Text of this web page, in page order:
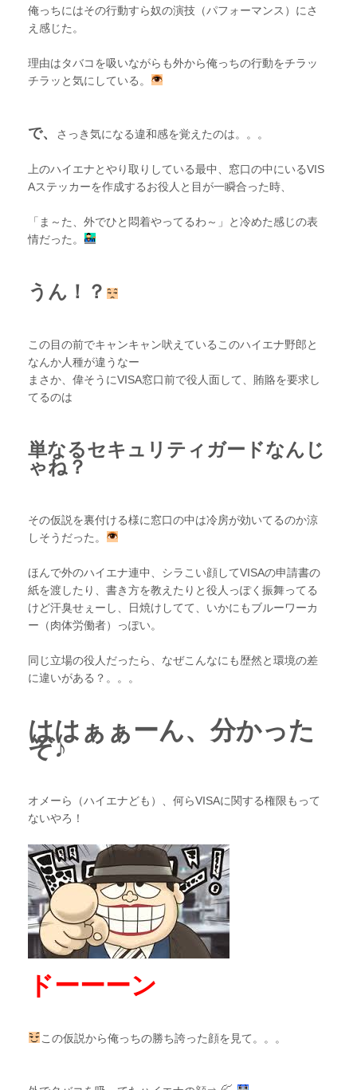
俺っちにはその行動すら奴の演技（パフォーマンス）にさ
え感じた。
理由はタバコを吸いながらも外から俺っちの行動をチラッ
チラッと気にしている。
で、 さっき気になる違和感を覚えたのは。。。
上のハイエナとやり取りしている最中、窓口の中にいるVIS
Aステッカーを作成するお役人と目が一瞬合った時、
「ま～た、外でひと悶着やってるわ～」と冷めた感じの表
情だった。
うん！？
この目の前でキャンキャン吠えているこのハイエナ野郎と
なんか人種が違うなー
まさか、偉そうにVISA窓口前で役人面して、賄賂を要求し
てるのは
単なるセキュリティガードなんじ
ゃね？
その仮説を裏付ける様に窓口の中は冷房が効いてるのか涼
しそうだった。
ほんで外のハイエナ連中、シラこい顔してVISAの申請書の
紙を渡したり、書き方を教えたりと役人っぽく振舞ってる
けど汗臭せぇーし、日焼けしてて、いかにもブルーワーカ
ー（肉体労働者）っぽい。
同じ立場の役人だったら、なぜこんなにも歴然と環境の差
に違いがある？。。。
ははぁぁーん、分かった
ぞ♪
オメーら（ハイエナども）、何らVISAに関する権限もって
ないやろ！
ドーーーン
この仮説から俺っちの勝ち誇った顔を見て。。。